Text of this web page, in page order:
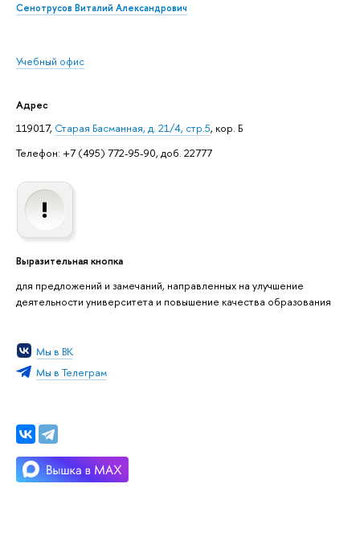
Сенотрусов Виталий Александрович
Учебный офис
Адрес
119017, Старая Басманная, д. 21/4, стр.5, кор. Б
Телефон: +7 (495) 772-95-90, доб. 22777
Выразительная кнопка
для предложений и замечаний, направленных на улучшение
деятельности университета и повышение качества образования
Мы в ВК
Мы в Телеграм